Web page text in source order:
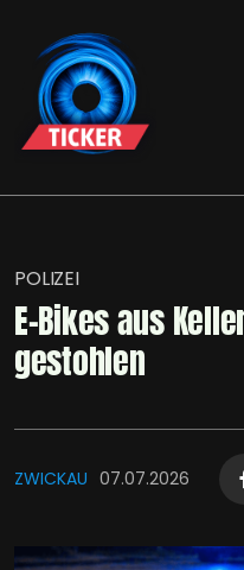
POLIZEI
E-Bikes aus
gestohlen
ZWICKAU 07.07.2026